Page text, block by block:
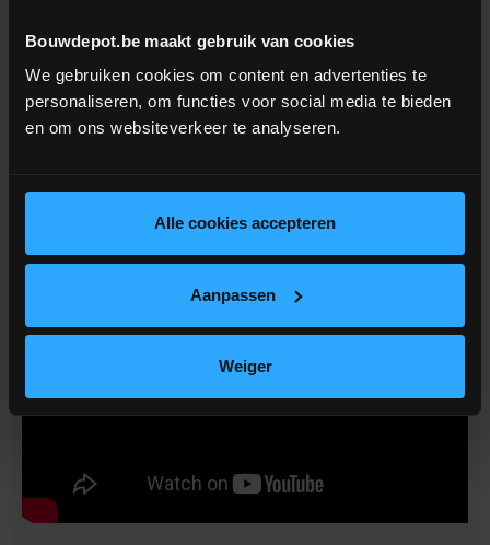
Bouwdepot.be maakt gebruik van cookies
We gebruiken cookies om content en advertenties te
personaliseren, om functies voor social media te bieden
en om ons websiteverkeer te analyseren.
Alle cookies accepteren
Aanpassen
Weiger
Drukvaste plaat (niet intensief beloopbaar)
Waterwerende spaanplaat 8mm dik
Tand- en groefsysteem (zowel de isolatie als de
spaanplaat)